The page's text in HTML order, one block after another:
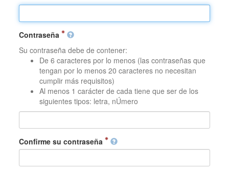
Contraseña
Su contraseña debe de contener:
De 6 caracteres por lo menos (las contraseñas que
tengan por lo menos 20 caracteres no necesitan
cumplir más requisitos)
Al menos 1 carácter de cada tiene que ser de los
siguientes tipos: letra, nÚmero
Confirme su contraseña